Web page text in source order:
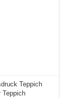
Teppich
Teppich